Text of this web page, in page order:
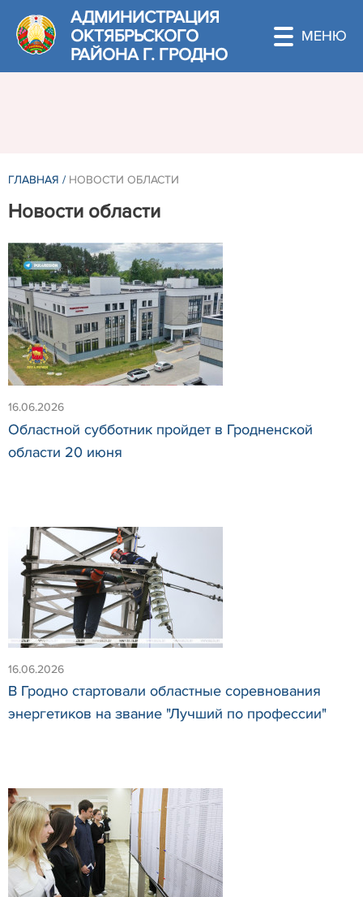
АДМИНИСТРАЦИЯ
ОКТЯБРЬСКОГО
РАЙОНА Г. ГРОДНО
ГЛАВНАЯ / НОВОСТИ ОБЛАСТИ
Новости области
16.06.2026
Областной субботник пройдет в Гродненской
области 20 июня
16.06.2026
В Гродно стартовали областные соревнования
энергетиков на звание "Лучший по профессии"